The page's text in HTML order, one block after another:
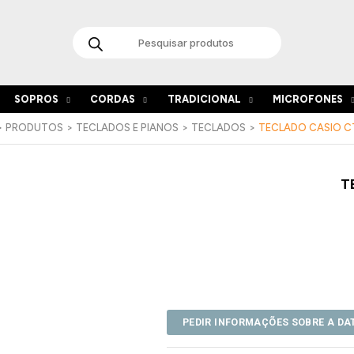
search
SOPROS CORDAS TRADICIONAL MICROFONES
PRODUTOS TECLADOS E PIANOS TECLADOS TECLADO CASIO